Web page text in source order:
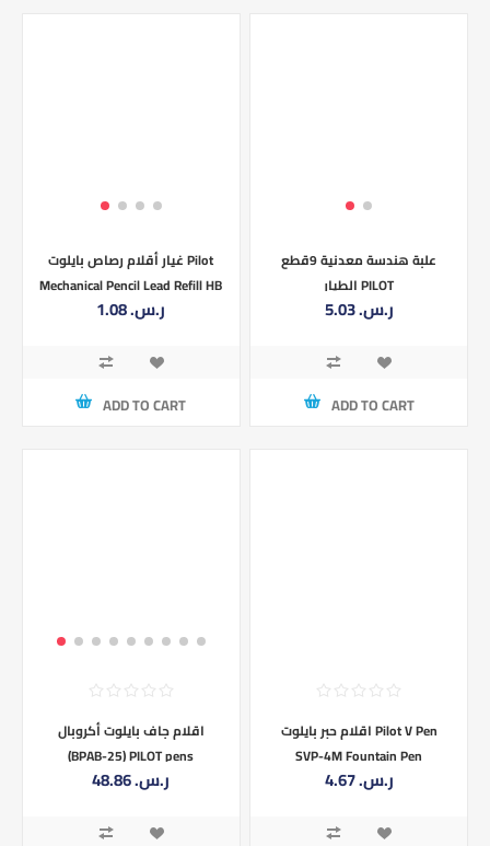
غيار أقلام رصاص بايلوت Pilot
Mechanical Pencil Lead Refill HB
0.71.08 ر.س.‏
ADD TO CART
علبة هندسة معدنية 9قطع
الطيار PILOT
5.03 ر.س.‏
ADD TO CART
اقلام جاف بايلوت أكروبال
(BPAB-25) PILOT pens
ACROBALL
48.86 ر.س.‏
اقلام حبر بايلوت Pilot V Pen
SVP-4M Fountain Pen
Disposable
4.67 ر.س.‏